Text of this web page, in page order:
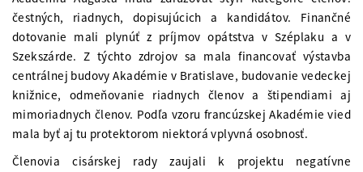
čestných, riadnych, dopisujúcich a kandidátov. Finančné
dotovanie mali plynúť z príjmov opátstva v Széplaku a v
Szekszárde. Z týchto zdrojov sa mala financovať výstavba
centrálnej budovy Akadémie v Bratislave, budovanie vedeckej
knižnice, odmeňovanie riadnych členov a štipendiami aj
mimoriadnych členov. Podľa vzoru francúzskej Akadémie vied
mala byť aj tu protektorom niektorá vplyvná osobnosť.
Členovia cisárskej rady zaujali k projektu negatívne